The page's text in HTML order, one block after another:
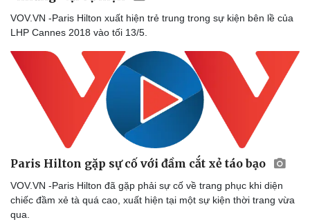
VOV.VN -Paris Hilton xuất hiện trẻ trung trong sự kiện bên lề của
LHP Cannes 2018 vào tối 13/5.
Paris Hilton gặp sự cố với đầm cắt xẻ táo bạo
VOV.VN -Paris Hilton đã gặp phải sự cố về trang phục khi diện
chiếc đầm xẻ tà quá cao, xuất hiện tại một sự kiện thời trang vừa
qua.